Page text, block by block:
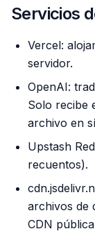
Servicios
Vercel:
servidor.
OpenAI:
Solo recibe
archivo en
Upstash
recuentos).
archivos de
CDN